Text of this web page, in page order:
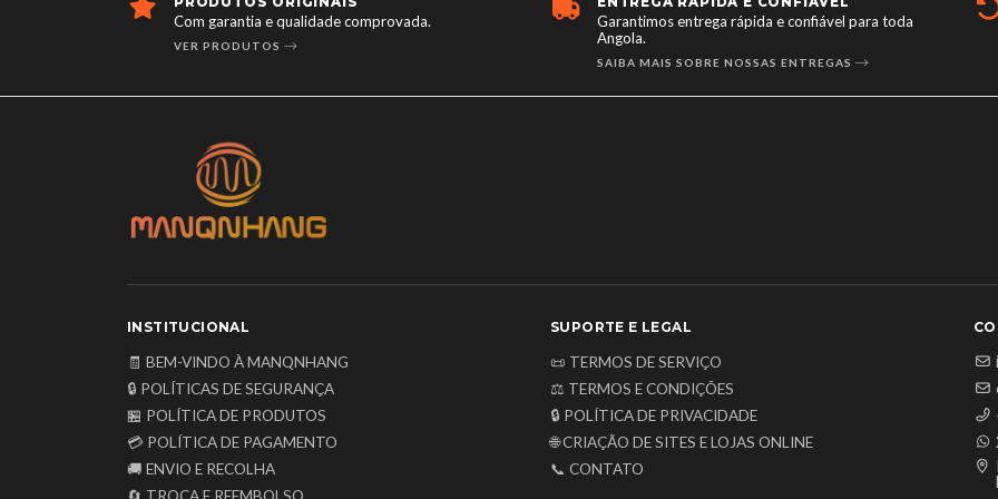
Com garantia e qualidade comprovada.
VER PRODUTOS
Garantimos entrega rápida e confiável para toda
Angola.
SAIBA MAIS SOBRE NOSSAS ENTREGAS
INSTITUCIONAL
🧾 BEM-VINDO À MANQNHANG
🔒 POLÍTICAS DE SEGURANÇA
🏪 POLÍTICA DE PRODUTOS
💳 POLÍTICA DE PAGAMENTO
🚚 ENVIO E RECOLHA
SUPORTE E LEGAL
📜 TERMOS DE SERVIÇO
⚖️ TERMOS E CONDIÇÕES
🔒 POLÍTICA DE PRIVACIDADE
🌐 CRIAÇÃO DE SITES E LOJAS ONLINE
📞 CONTATO